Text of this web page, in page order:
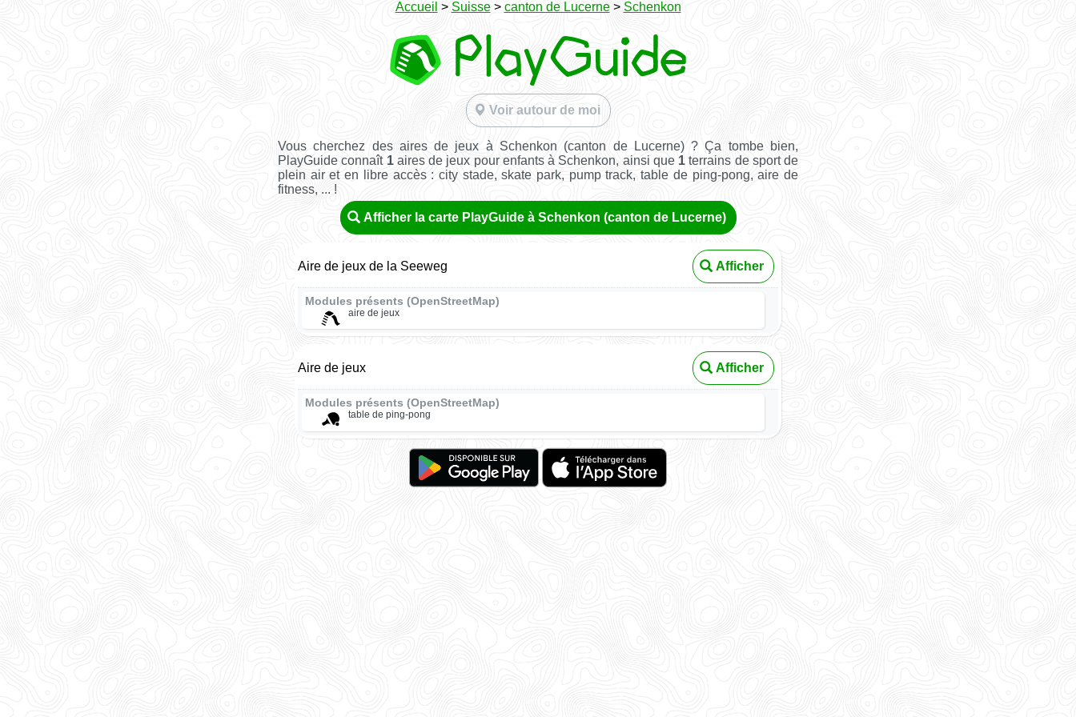
Accueil > Suisse> canton de Lucerne> Schenkon
Voir autour de moi
Vous cherchez des aires de jeux à Schenkon (canton de Lucerne) ? Ça tombe bien,
PlayGuide connaît 1aires de jeux pour enfants à Schenkon, ainsi que 1 terrains de sport de
plein air et en libre accès : city stade, skate park, pump track, table de ping-pong, aire de
fitness, ... !
Afficher la carte PlayGuide à Schenkon (canton de Lucerne)
Aire de jeux de la Seeweg Afficher
Modules présents (OpenStreetMap)
aire de jeux
Aire de jeux Afficher
Modules présents (OpenStreetMap)
table de ping-pong